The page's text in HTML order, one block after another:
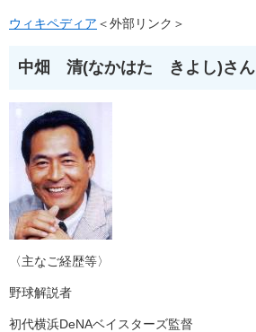
ウィキペディア ＜外部リンク＞
中畑 清(なかはた きよし)さん
〈主なご経歴等〉
野球解説者
初代横浜DeNAベイスターズ監督